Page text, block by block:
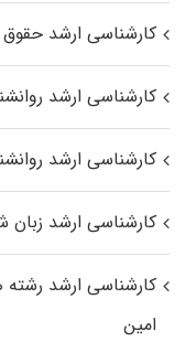
کارشناسی ارشد حقوق
کارشناسی ارشد
کارشناسی ارشد
کارشناسی ارشد زبان
کارشناسی ارشد
اﻣﻴﻦ